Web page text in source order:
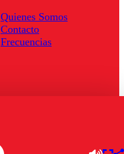
Quienes Somos
Contacto
Frecuencias